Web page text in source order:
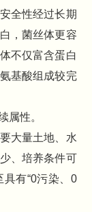
全性经过长期
，菌丝体更容
不仅富含蛋白
基酸组成较完
属性。
大量土地、水
、培养条件可
有“0污染、0